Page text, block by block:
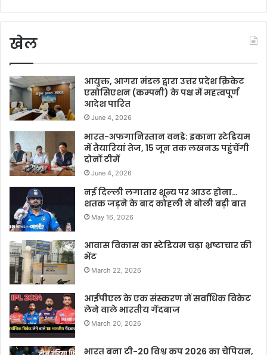
खेल
आयुक्त, आगरा मंडल द्वारा उत्तर प्रदेश क्रिकेट
एसोसिएशन (कम्पनी) के पक्ष में महत्वपूर्ण
आदेश पारित
June 4, 2026
भारत-अफगानिस्तान वनडे: इकाना स्टेडियम
में तैयारियां तेज, 15 जून तक लखनऊ पहुंचेंगी
दोनों टीमें
June 4, 2026
नई दिल्ली लगातार शून्य पर आउट होना…
शतक जड़ने के बाद कोहली ने बोली बड़ी बात
May 16, 2026
आवास विकास का स्टेडियम चढ़ा भ्रष्टाचार की
भेंट
March 22, 2026
आईपीएल के एक संस्करण में सर्वाधिक विकेट
लेने वाले भारतीय गेंदबाज
March 20, 2026
भारत बना टी-20 विश्व कप 2026 का चैंपियन,